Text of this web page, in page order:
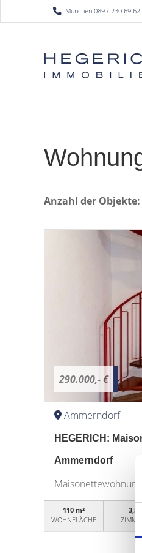
München 089 / 230 69
Anzahl der Objekte:
290.000,- €
Ammerndorf
HEGERICH:
Ammerndorf
Maisonettewohnung
110 m²
WOHNFLÄCHE
3,5
ZIMMER